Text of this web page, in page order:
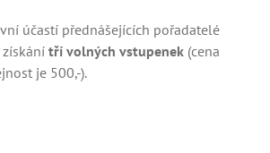
účastí přednášejících pořadatelé
tří volných vstupenek (cena
je 500,-).